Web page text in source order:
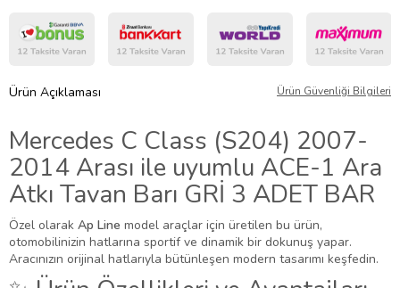
Ürün Açıklaması Ürün Güvenliği Bilgileri
Mercedes C Class (S204) 2007-
2014 Arası ile uyumlu ACE-1 Ara
Atkı Tavan Barı GRİ 3 ADET BAR
Özel olarak Ap Line model araçlar için üretilen bu ürün,
otomobilinizin hatlarına sportif ve dinamik bir dokunuş yapar.
Aracınızın orijinal hatlarıyla bütünleşen modern tasarımı keşfedin.